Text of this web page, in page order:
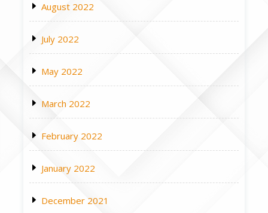
August 2022
July 2022
May 2022
March 2022
February 2022
January 2022
December 2021